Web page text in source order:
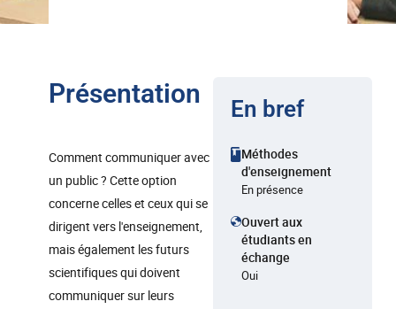
Présentation
Comment communiquer avec
un public ? Cette option
concerne celles et ceux qui se
dirigent vers l'enseignement,
mais également les futurs
scientifiques qui doivent
communiquer sur leurs
En bref
Méthodes
d'enseignement
En présence
Ouvert aux
étudiants en
échange
Oui